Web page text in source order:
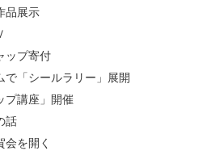
品展示
ップ寄付
で「シールラリー」展開
プ講座」開催
話
会を開く